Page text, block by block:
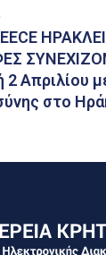
2 Απριλίου
στο